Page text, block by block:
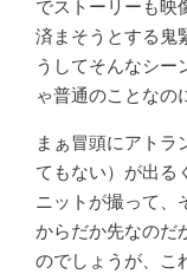
でストーリーも映
済まそうとする鬼
うしてそんなシー
ゃ普通のことなの
まぁ冒頭にアトラ
てもない）が出る
ニットが撮って、
からだか先なのだ
のでしょうが、こ